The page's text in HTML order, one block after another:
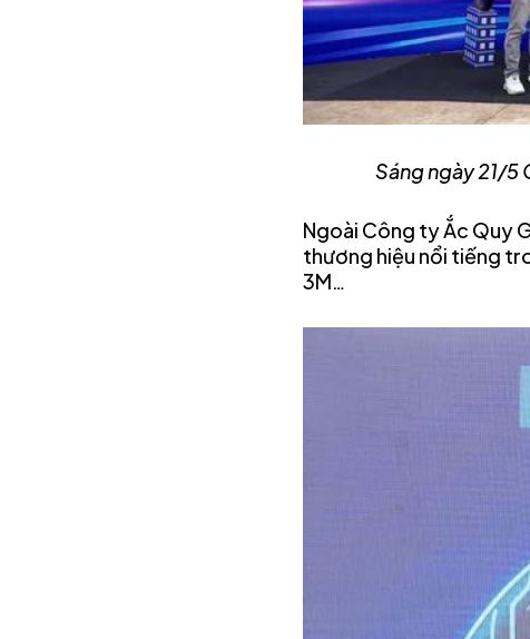
Sáng ngày 21/5
Ngoài Công ty Ắc Quy
thương hiệu nổi tiếng
3M…